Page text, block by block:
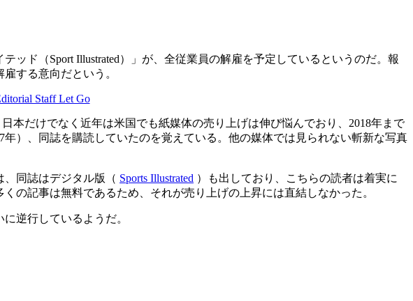
ド（Sport Illustrated）」が、全従業員の解雇を予定しているというのだ。報
する意向だという。
本だけでなく近年は米国でも紙媒体の売り上げは伸び悩んでおり、2018年まで
）、同誌を購読していたのを覚えている。他の媒体では見られない斬新な写真
同誌はデジタル版（ Sports Illustrated ）も出しており、こちらの読者は着実に
の記事は無料であるため、それが売り上げの上昇には直結しなかった。
逆行しているようだ。